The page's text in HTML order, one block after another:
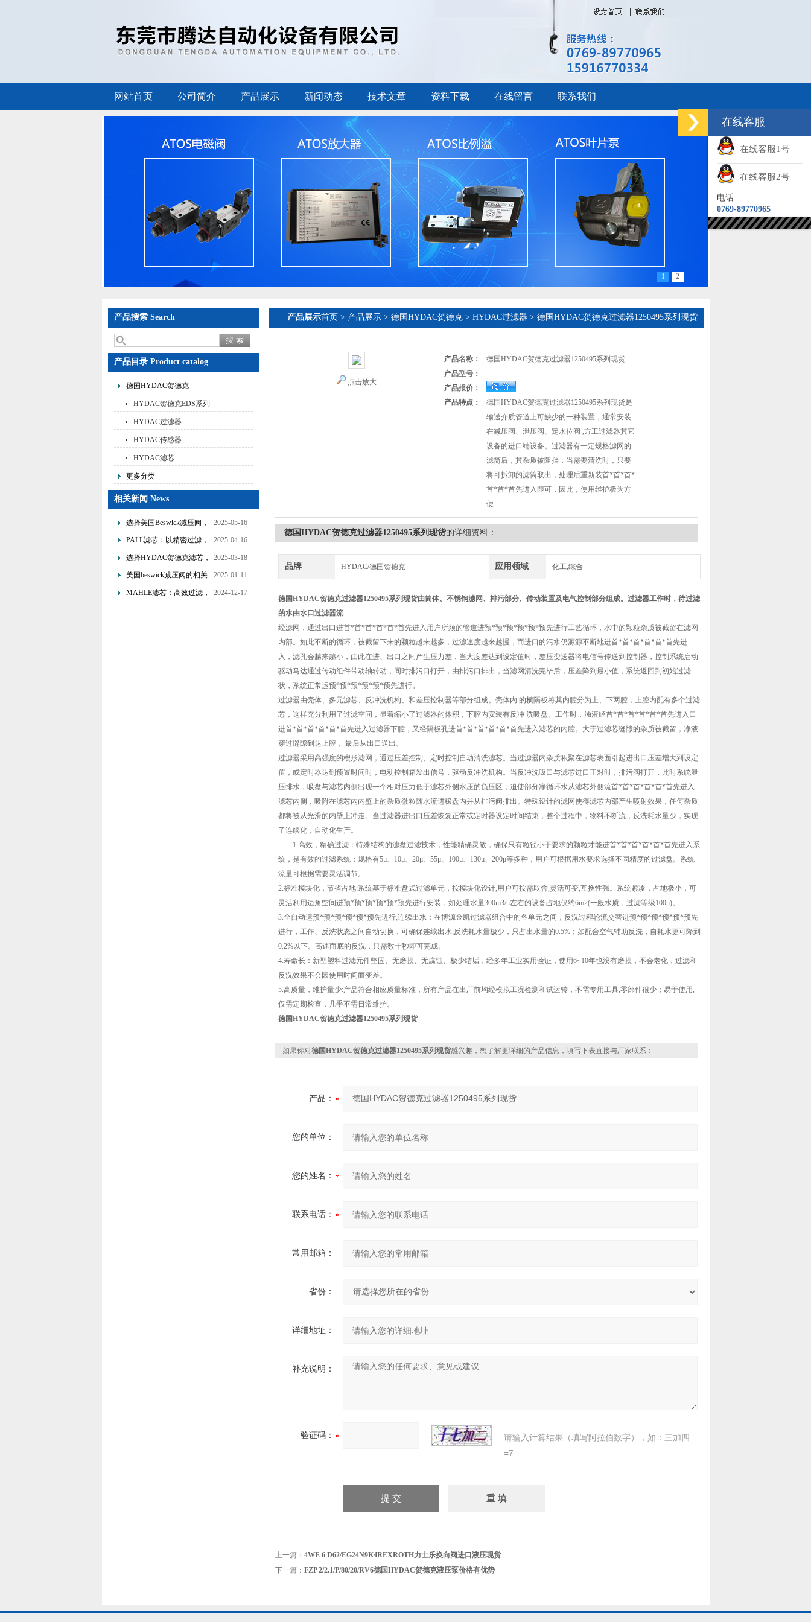
网站首页 公司简介 产品展示 新闻动态 技术文章 资料下载 在线留言 联系我们
1 2
产品搜索 Search
产品目录 Product catalog
德国HYDAC贺德克
HYDAC贺德克EDS系列
HYDAC过滤器
HYDAC传感器
HYDAC滤芯
更多分类
相关新闻 News
选择美国Beswick减压阀，
提升流体系统效率
2025-05-16
PALL滤芯：以精密过滤，
为工业流体筑起“隐形安全
2025-04-16
选择HYDAC贺德克滤芯，
享受精准过滤与稳定性能
2025-03-18
美国beswick减压阀的相关
知识
2025-01-11
MAHLE滤芯：高效过滤，
2024-12-17
产品展示首页 > 产品展示> 德国HYDAC贺德克> HYDAC过滤器 > 德国HYDAC贺德克过滤器1250495系列现货
点击放大
产品名称：
德国HYDAC贺德克过滤器1250495系列现货
产品型号：
产品报价：
产品特点：
德国HYDAC贺德克过滤器1250495系列现货是
输送介质管道上可缺少的一种装置，通常安装
在减压阀、泄压阀、定水位阀 ,方工过滤器其它
设备的进口端设备。过滤器有一定规格滤网的
滤筒后，其杂质被阻挡，当需要清洗时，只要
将可拆卸的滤筒取出，处理后重新装首*首*首*
首*首*首先进入即可，因此，使用维护极为方
便
德国HYDAC贺德克过滤器1250495系列现货的详细资料：
品牌 HYDAC/德国贺德克 应用领域 化工,综合
德国HYDAC贺德克过滤器1250495系列现货由简体、不锈钢滤网、排污部分、传动装置及电气控制部分组成。过滤器工作时，待过滤
的水由水口过滤器流
经滤网，通过出口进首*首*首*首*首*首先进入用户所须的管道进预*预*预*预*预*预先进行工艺循环，水中的颗粒杂质被截留在滤网
内部。如此不断的循环，被截留下来的颗粒越来越多，过滤速度越来越慢，而进口的污水仍源源不断地进首*首*首*首*首*首先进
入，滤孔会越来越小，由此在进、出口之间产生压力差，当大度差达到设定值时，差压变送器将电信号传送到控制器，控制系统启动
驱动马达通过传动组件带动轴转动，同时排污口打开，由排污口排出，当滤网清洗完毕后，压差降到最小值，系统返回到初始过滤
状，系统正常运预*预*预*预*预*预先进行。
过滤器由壳体、多元滤芯、反冲洗机构、和差压控制器等部分组成。壳体内 的横隔板将其内腔分为上、下两腔，上腔内配有多个过滤
芯，这样充分利用了过滤空间，显着缩小了过滤器的体积，下腔内安装有反冲 洗吸盘。工作时，浊液经首*首*首*首*首*首先进入口
进首*首*首*首*首*首先进入过滤器下腔，又经隔板孔进首*首*首*首*首*首先进入滤芯的内腔。大于过滤芯缝隙的杂质被截留，净液
穿过缝隙到达上腔， 最后从出口送出。
过滤器采用高强度的楔形滤网，通过压差控制、定时控制自动清洗滤芯。当过滤器内杂质积聚在滤芯表面引起进出口压差增大到设定
值，或定时器达到预置时间时，电动控制箱发出信号，驱动反冲洗机构。当反冲洗吸口与滤芯进口正对时，排污阀打开，此时系统泄
压排水，吸盘与滤芯内侧出现一个相对压力低于滤芯外侧水压的负压区，迫使部分净循环水从滤芯外侧流首*首*首*首*首*首先进入
滤芯内侧，吸附在滤芯内内壁上的杂质微粒随水流进穣盘内并从排污阀排出。特殊设计的滤网使得滤芯内部产生喷射效果，任何杂质
都将被从光滑的内壁上冲走。当过滤器进出口压差恢复正常或定时器设定时间结束，整个过程中，物料不断流，反洗耗水量少，实现
了连续化，自动化生产。
1.高效，精确过滤：特殊结构的滤盘过滤技术，性能精确灵敏，确保只有粒径小于要求的颗粒才能进首*首*首*首*首*首先进入系
统，是有效的过滤系统；规格有5μ、10μ、20μ、55μ、100μ、130μ、200μ等多种，用户可根据用水要求选择不同精度的过滤盘。系统
流量可根据需要灵活调节。
2.标准模块化，节省占地:系统基于标准盘式过滤单元，按模块化设计,用户可按需取舍,灵活可变,互换性强。系统紧凑，占地极小，可
灵活利用边角空间进预*预*预*预*预*预先进行安装，如处理水量300m3/h左右的设备占地仅约6m2(一般水质，过滤等级100μ)。
3.全自动运预*预*预*预*预*预先进行,连续出水：在博源金凯过滤器组合中的各单元之间，反洗过程轮流交替进预*预*预*预*预*预先
进行，工作、反洗状态之间自动切换，可确保连续出水;反洗耗水量极少，只占出水量的0.5%；如配合空气辅助反洗，自耗水更可降到
0.2%以下。高速而底的反洗，只需数十秒即可完成。
4.寿命长：新型塑料过滤元件坚固、无磨损、无腐蚀、极少结垢，经多年工业实用验证，使用6~10年也没有磨损，不会老化，过滤和
反洗效果不会因使用时间而变差。
5.高质量，维护量少:产品符合相应质量标准，所有产品在出厂前均经模拟工况检测和试运转，不需专用工具,零部件很少；易于使用,
仅需定期检查，几乎不需日常维护。
德国HYDAC贺德克过滤器1250495系列现货
如果你对德国HYDAC贺德克过滤器1250495系列现货感兴趣，想了解更详细的产品信息，填写下表直接与厂家联系：
产品：
您的单位：
您的姓名：
联系电话：
常用邮箱：
省份：
详细地址：
补充说明：
验证码：
请输入计算结果（填写阿拉伯数字），如：三加四
=7
上一篇： 4WE 6 D62/EG24N9K4REXROTH力士乐换向阀进口液压现货
下一篇： FZP 2/2.1/P/80/20/RV6德国HYDAC贺德克液压泵价格有优势
在线客服
在线客服1号
在线客服2号
电话
0769-89770965